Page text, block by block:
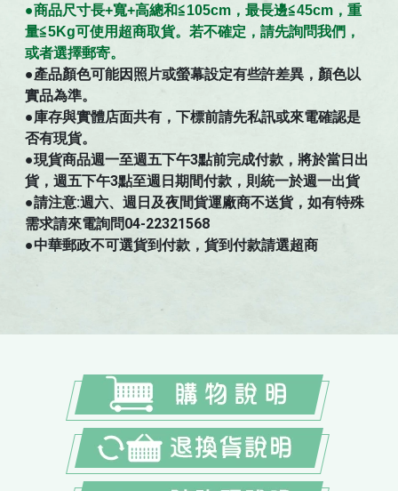
●商品尺寸長+寬+高總和≦105cm，最長邊≦45cm，重
量≦5Kg可使用超商取貨。若不確定，請先詢問我們，
或者選擇郵寄。
●產品顏色可能因照片或螢幕設定有些許差異，顏色以
實品為準。
●庫存與實體店面共有，下標前請先私訊或來電確認是
否有現貨。
●現貨商品週一至週五下午3點前完成付款，將於當日出
貨，週五下午3點至週日期間付款，則統一於週一出貨
●請注意:週六、週日及夜間貨運廠商不送貨，如有特殊
需求請來電詢問04-22321568
●中華郵政不可選貨到付款，貨到付款請選超商